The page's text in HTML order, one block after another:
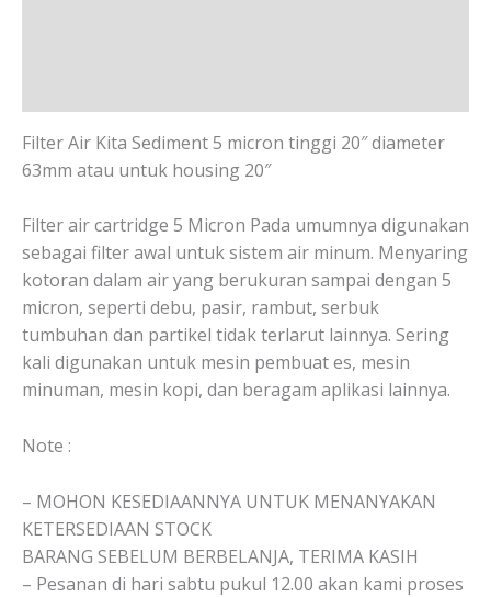
Filter Air Kita Sediment 5 micron tinggi 20″ diameter
63mm atau untuk housing 20″
Filter air cartridge 5 Micron Pada umumnya digunakan
sebagai filter awal untuk sistem air minum. Menyaring
kotoran dalam air yang berukuran sampai dengan 5
micron, seperti debu, pasir, rambut, serbuk
tumbuhan dan partikel tidak terlarut lainnya. Sering
kali digunakan untuk mesin pembuat es, mesin
minuman, mesin kopi, dan beragam aplikasi lainnya.
Note :
– MOHON KESEDIAANNYA UNTUK MENANYAKAN
KETERSEDIAAN STOCK
BARANG SEBELUM BERBELANJA, TERIMA KASIH
– Pesanan di hari sabtu pukul 12.00 akan kami proses